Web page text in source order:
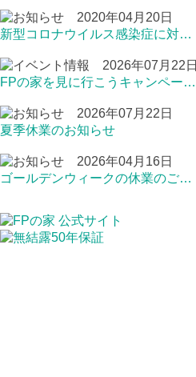
2020年04月20日
新型コロナウイルス感染症に対…
2026年07月22日
FPの家を見に行こうキャンペー…
2026年07月22日
夏季休業のお知らせ
2026年04月16日
ゴールデンウィークの休業のご…